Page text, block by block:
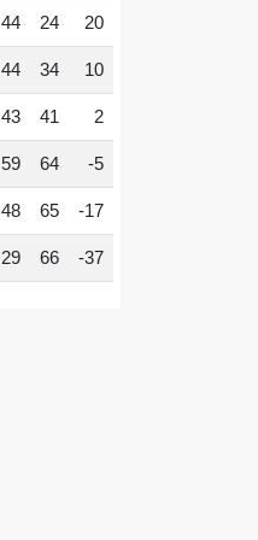
44 24 20
44 34 10
43 41 2
59 64 -5
48 65 -17
29 66 -37